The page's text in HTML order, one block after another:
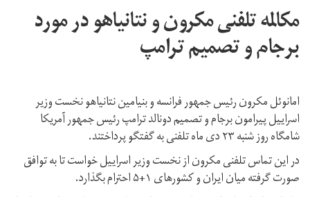
مکالمه تلفنی مکرون و نتانیاهو در مورد
برجام و تصمیم ترامپ
امانوئل مکرون رئیس جمهور فرانسه و بنیامین نتانیاهو نخست وزیر
اسراییل پیرامون برجام و تصمیم دونالد ترامپ رئیس جمهور آمریکا
شامگاه روز شنبه ۲۳ دی ماه تلفنی به گفتگو پرداختند.
در این تماس تلفنی مکرون از نخست وزیر اسراییل خواست تا به توافق
صورت گرفته میان ایران و کشورهای ۱+۵ احترام بگذارد.